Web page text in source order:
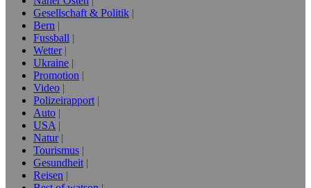
Gesellschaft & Politik
Bern
Fussball
Wetter
Ukraine
Promotion
Video
Polizeirapport
Auto
USA
Natur
Tourismus
Gesundheit
Reisen